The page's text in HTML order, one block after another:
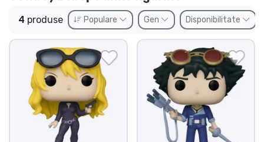
4 produse Populare Gen Disponibilitate
Outlet produse
Transport și plată
Sortare după serie
Sortare după filme